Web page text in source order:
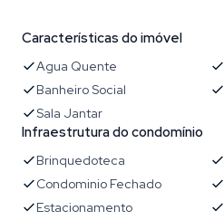
Características do imóvel
Agua Quente
Banheiro Social
Sala Jantar
Infraestrutura do condomínio
Brinquedoteca
Condominio Fechado
Estacionamento